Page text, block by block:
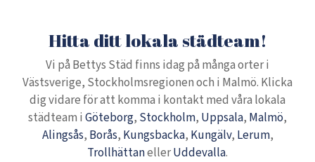
Hitta ditt lokala städteam!
Vi på Bettys Städ finns idag på många orter i
Västsverige, Stockholmsregionen och i Malmö. Klicka
dig vidare för att komma i kontakt med våra lokala
städteam i Göteborg, Stockholm, Uppsala, Malmö,
Alingsås, Borås, Kungsbacka, Kungälv, Lerum,
TrollhättanellerUddevalla.